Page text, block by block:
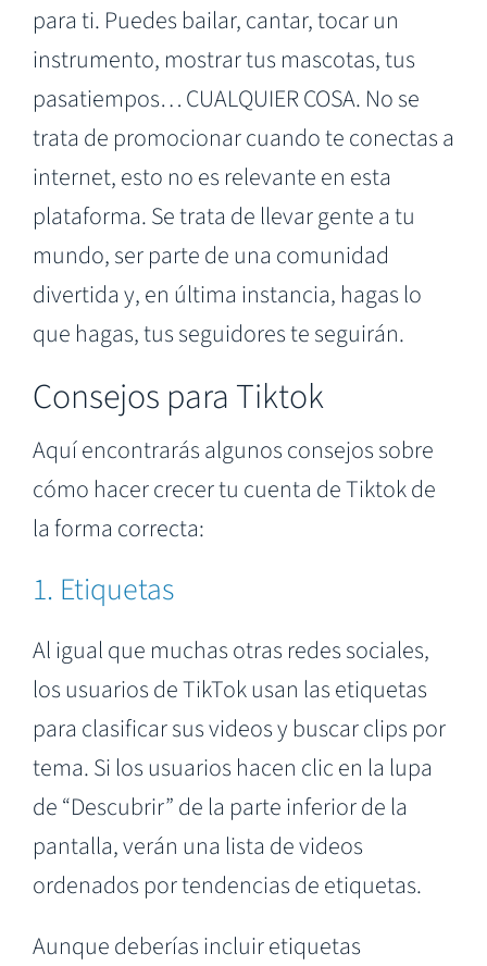
para ti. Puedes bailar, cantar, tocar un
instrumento, mostrar tus mascotas, tus
pasatiempos… CUALQUIER COSA. No se
trata de promocionar cuando te conectas a
internet, esto no es relevante en esta
plataforma. Se trata de llevar gente a tu
mundo, ser parte de una comunidad
divertida y, en última instancia, hagas lo
que hagas, tus seguidores te seguirán.
Consejos para Tiktok
Aquí encontrarás algunos consejos sobre
cómo hacer crecer tu cuenta de Tiktok de
la forma correcta:
1. Etiquetas
Al igual que muchas otras redes sociales,
los usuarios de TikTok usan las etiquetas
para clasificar sus videos y buscar clips por
tema. Si los usuarios hacen clic en la lupa
de “Descubrir” de la parte inferior de la
pantalla, verán una lista de videos
ordenados por tendencias de etiquetas.
Aunque deberías incluir etiquetas